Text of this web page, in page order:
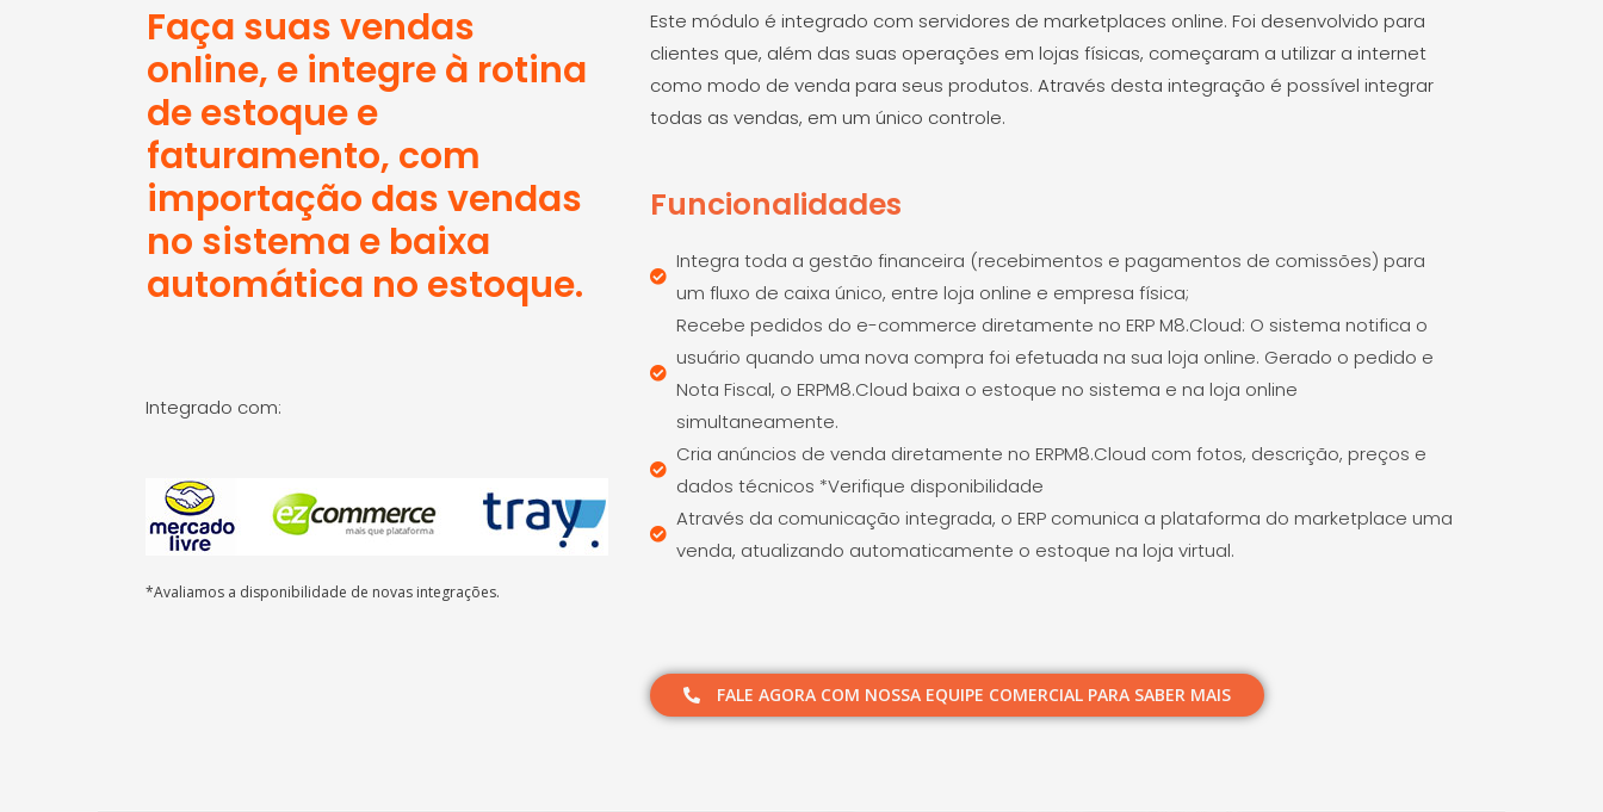
Faça suas vendas
online, e integre à rotina
de estoque e
faturamento, com
importação das vendas
no sistema e baixa
automática no estoque.
Integrado com:
*Avaliamos a disponibilidade de novas integrações.
Este módulo é integrado com servidores de marketplaces online. Foi desenvolvido para
clientes que, além das suas operações em lojas físicas, começaram a utilizar a internet
como modo de venda para seus produtos. Através desta integração é possível integrar
todas as vendas, em um único controle.
Funcionalidades
Integra toda a gestão financeira (recebimentos e pagamentos de comissões) para
um fluxo de caixa único, entre loja online e empresa física;
Recebe pedidos do e-commerce diretamente no ERP M8.Cloud: O sistema notifica o
usuário quando uma nova compra foi efetuada na sua loja online. Gerado o pedido e
Nota Fiscal, o ERPM8.Cloud baixa o estoque no sistema e na loja online
simultaneamente.
Cria anúncios de venda diretamente no ERPM8.Cloud com fotos, descrição, preços e
dados técnicos *Verifique disponibilidade
Através da comunicação integrada, o ERP comunica a plataforma do marketplace uma
venda, atualizando automaticamente o estoque na loja virtual.
FALE AGORA COM NOSSA EQUIPE COMERCIAL PARA SABER MAIS